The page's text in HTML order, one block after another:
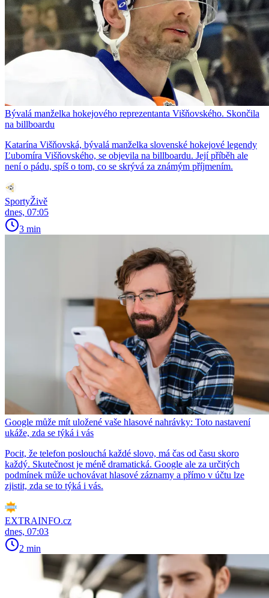
Bývalá manželka hokejového reprezentanta Višňovského. Skončila
na billboardu
Katarína Višňovská, bývalá manželka slovenské hokejové legendy
Ľubomíra Višňovského, se objevila na billboardu. Její příběh ale
není o pádu, spíš o tom, co se skrývá za známým příjmením.
SportyŽivě
dnes, 07:05
3 min
Google může mít uložené vaše hlasové nahrávky: Toto nastavení
ukáže, zda se týká i vás
Pocit, že telefon poslouchá každé slovo, má čas od času skoro
každý. Skutečnost je méně dramatická. Google ale za určitých
podmínek může uchovávat hlasové záznamy a přímo v účtu lze
zjistit, zda se to týká i vás.
EXTRAINFO.cz
dnes, 07:03
2 min